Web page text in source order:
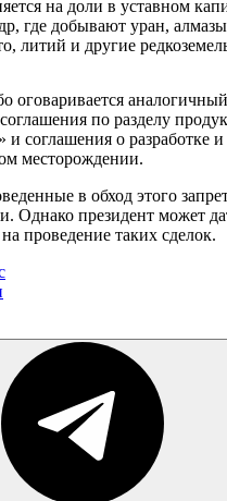
на доли в уставном
где добывают уран,
литий и другие
оговаривается
по разделу
и соглашения о разработке
месторождении.
в обход этого
Однако президент может
проведение таких сделок.